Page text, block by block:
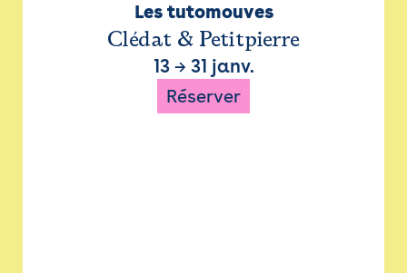
Les tutomouves
Clédat & Petitpierre
13→ 31 janv.
Réserver